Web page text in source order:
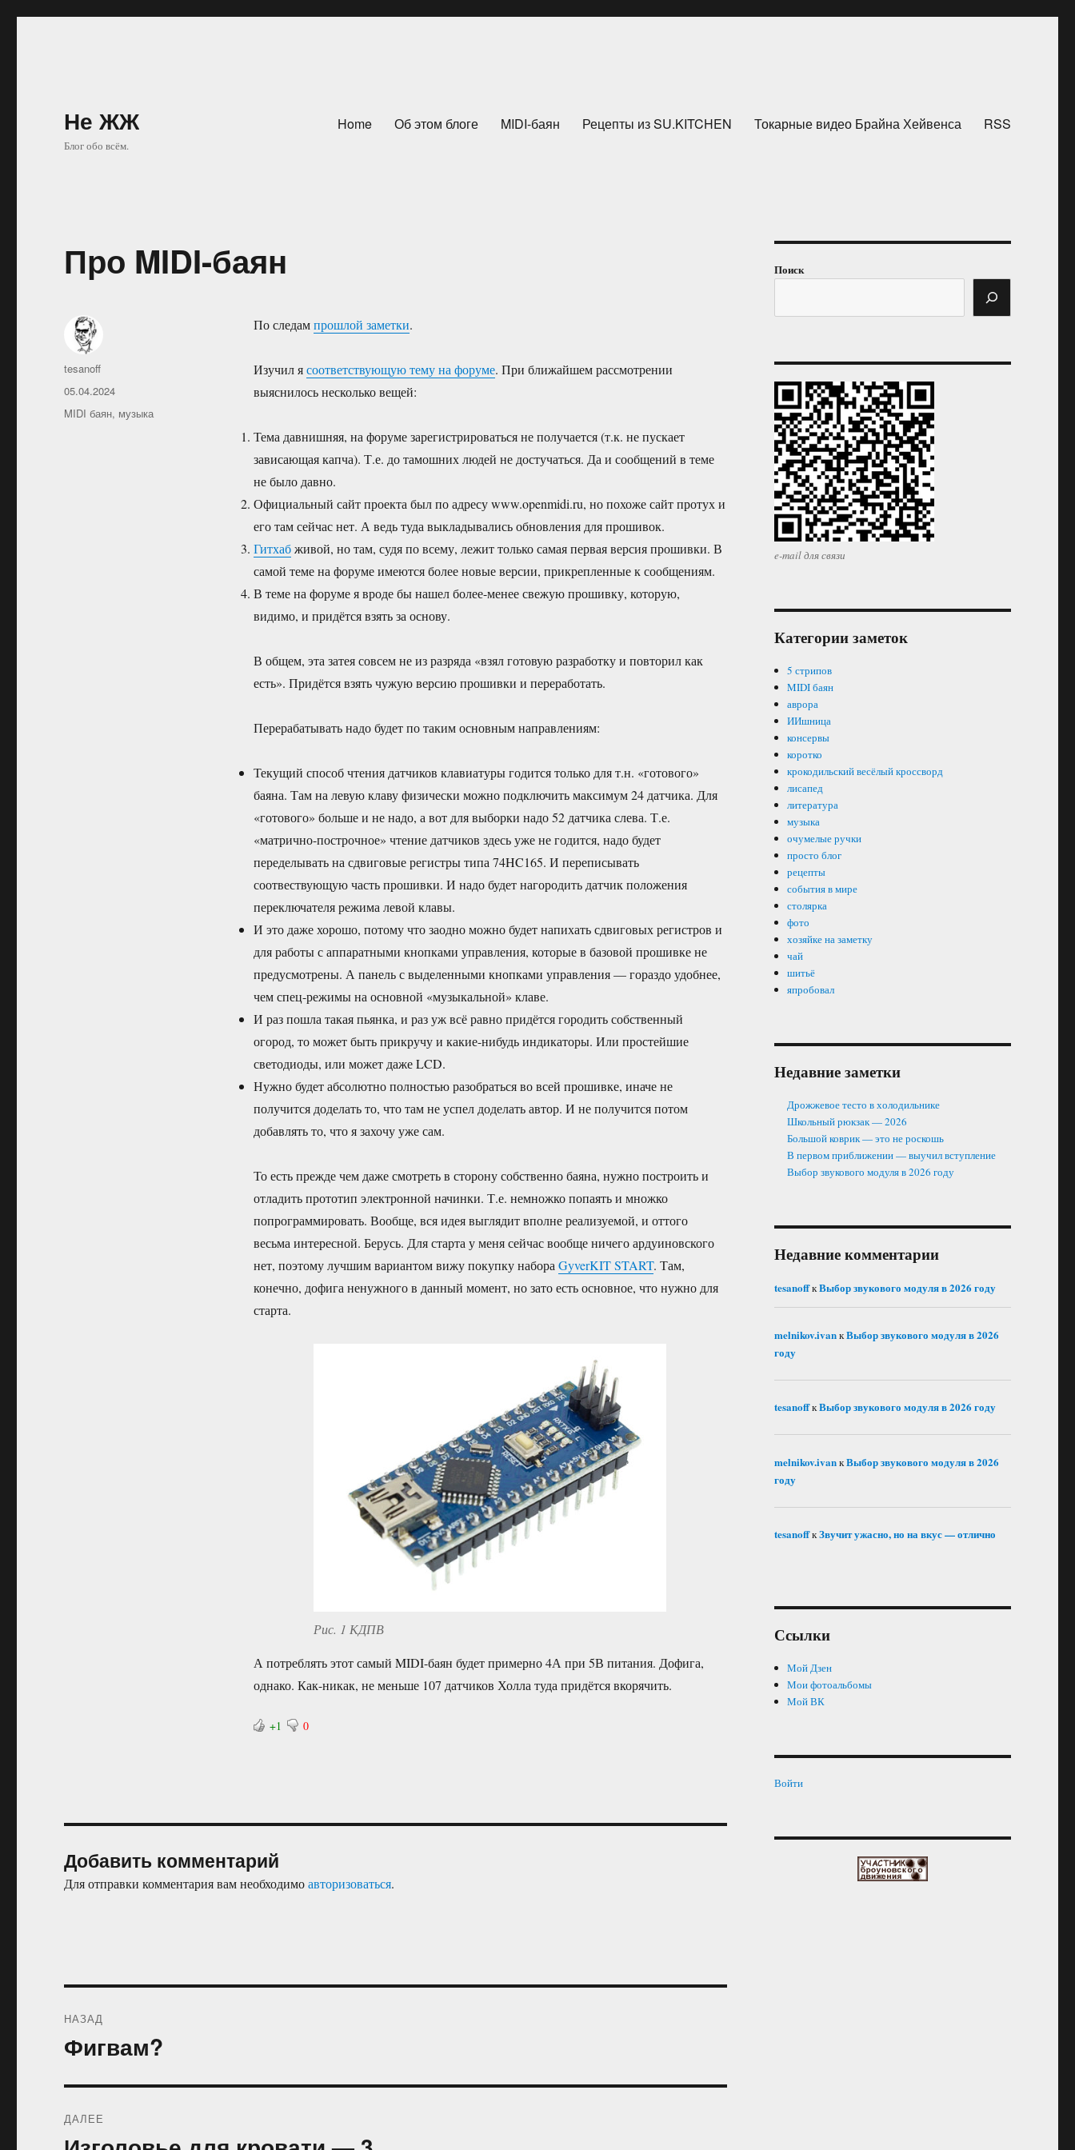
Не ЖЖ
Блог обо всём.
Home Об этом блоге MIDI-баян Рецепты из SU.KITCHEN Токарные видео Брайна Хейвенса RSS
Про MIDI-баян
По следампрошлой заметки.
Изучил ясоответствующую тему на форуме. При ближайшем рассмотрении
выяснилось несколько вещей:
Тема давнишняя, на форуме зарегистрироваться не получается (т.к. не пускает
зависающая капча). Т.е. до тамошних людей не достучаться. Да и сообщений в теме
не было давно.
Официальный сайт проекта был по адресу www.openmidi.ru, но похоже сайт протух и
его там сейчас нет. А ведь туда выкладывались обновления для прошивок.
Гитхабживой, но там, судя по всему, лежит только самая первая версия прошивки. В
самой теме на форуме имеются более новые версии, прикрепленные к сообщениям.
В теме на форуме я вроде бы нашел более-менее свежую прошивку, которую,
видимо, и придётся взять за основу.
В общем, эта затея совсем не из разряда «взял готовую разработку и повторил как
есть». Придётся взять чужую версию прошивки и переработать.
Перерабатывать надо будет по таким основным направлениям:
Текущий способ чтения датчиков клавиатуры годится только для т.н. «готового»
баяна. Там на левую клаву физически можно подключить максимум 24 датчика. Для
«готового» больше и не надо, а вот для выборки надо 52 датчика слева. Т.е.
«матрично-построчное» чтение датчиков здесь уже не годится, надо будет
переделывать на сдвиговые регистры типа 74HC165. И переписывать
соотвествующую часть прошивки. И надо будет нагородить датчик положения
переключателя режима левой клавы.
И это даже хорошо, потому что заодно можно будет напихать сдвиговых регистров и
для работы с аппаратными кнопками управления, которые в базовой прошивке не
предусмотрены. А панель с выделенными кнопками управления — гораздо удобнее,
чем спец-режимы на основной «музыкальной» клаве.
И раз пошла такая пьянка, и раз уж всё равно придётся городить собственный
огород, то может быть прикручу и какие-нибудь индикаторы. Или простейшие
светодиоды, или может даже LCD.
Нужно будет абсолютно полностью разобраться во всей прошивке, иначе не
получится доделать то, что там не успел доделать автор. И не получится потом
добавлять то, что я захочу уже сам.
То есть прежде чем даже смотреть в сторону собственно баяна, нужно построить и
отладить прототип электронной начинки. Т.е. немножко попаять и множко
попрограммировать. Вообще, вся идея выглядит вполне реализуемой, и оттого
весьма интересной. Берусь. Для старта у меня сейчас вообще ничего ардуиновского
нет, поэтому лучшим вариантом вижу покупку набора GyverKIT START. Там,
конечно, дофига ненужного в данный момент, но зато есть основное, что нужно для
старта.
Рис. 1 КДПВ
А потреблять этот самый MIDI-баян будет примерно 4А при 5В питания. Дофига,
однако. Как-никак, не меньше 107 датчиков Холла туда придётся вкорячить.
+1 0
Автор
tesanoff
Опубликовано
05.04.2024
Рубрики
MIDI баян, музыка
Добавить комментарий
Для отправки комментария вам необходимоавторизоваться.
по
НАЗАД
Предыдущая
Фигвам?
ДАЛЕЕ
Следующая
Поиск
e-mail для связи
Категории заметок
5 стрипов
MIDI баян
аврора
ИИшница
консервы
коротко
крокодильский весёлый кроссворд
лисапед
литература
музыка
очумелые ручки
просто блог
рецепты
события в мире
столярка
фото
хозяйке на заметку
чай
шитьё
япробовал
Недавние заметки
Дрожжевое тесто в холодильнике
Школьный рюкзак — 2026
Большой коврик — это не роскошь
В первом приближении — выучил вступление
Выбор звукового модуля в 2026 году
Недавние комментарии
tesanoffкВыбор звукового модуля в 2026 году
melnikov.ivanкВыбор звукового модуля в 2026
году
tesanoffкВыбор звукового модуля в 2026 году
melnikov.ivanкВыбор звукового модуля в 2026
году
tesanoffкЗвучит ужасно, но на вкус — отлично
Ссылки
Мой Дзен
Мои фотоальбомы
Мой ВК
Войти